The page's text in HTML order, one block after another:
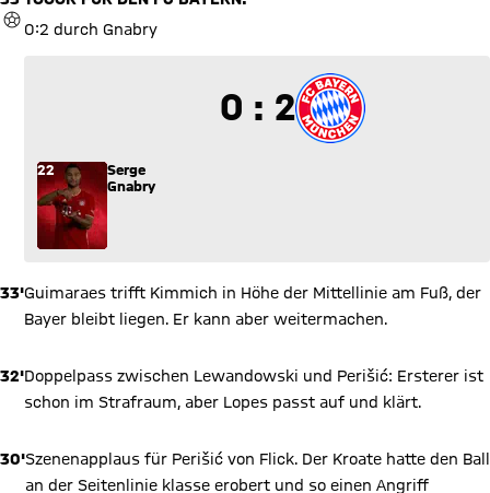
TOR0:2 durch Gnabry
0 zu 2
0 : 2
22
Serge
Gnabry
33'Guimaraes trifft Kimmich in Höhe der Mittellinie am Fuß, der
Bayer bleibt liegen. Er kann aber weitermachen.
32'Doppelpass zwischen Lewandowski und Perišić: Ersterer ist
schon im Strafraum, aber Lopes passt auf und klärt.
30'Szenenapplaus für Perišić von Flick. Der Kroate hatte den Ball
an der Seitenlinie klasse erobert und so einen Angriff